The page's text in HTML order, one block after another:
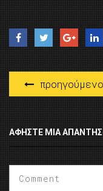
προηγούμενο
ΑΦΉΣΤΕ ΜΙΑ